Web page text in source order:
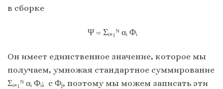
в сборке
Ψ = Σᵢ₌₁ᴺ αᵢ Φᵢ
Он имеет единственное значение, которое мы
получаем, умножая стандартное суммирование
Σᵢ₌₁ᴺ αᵢ Φᵢ; с Φⱼ, поэтому мы можем записать эти